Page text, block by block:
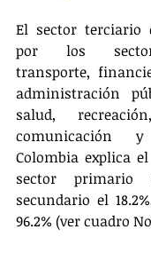
El sector terciario
por los
transporte,
administración
salud,
comunicación
Colombia explica el
sector
secundario el
96.2% (ver cuadro